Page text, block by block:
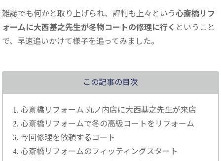
雑誌でも何かと取り上げられ、評判も上々という心斎橋リフ
ォームに大西基之先生が冬物コートの修理に行く ということ
で、早速追いかけて様子を追ってみました。
この記事の目次
心斎橋リフォーム 丸ノ内店に大西基之先生が来店
心斎橋リフォームで冬の高級コートをリフォーム
今回修理を依頼するコート
心斎橋リフォームのフィッティングスタート